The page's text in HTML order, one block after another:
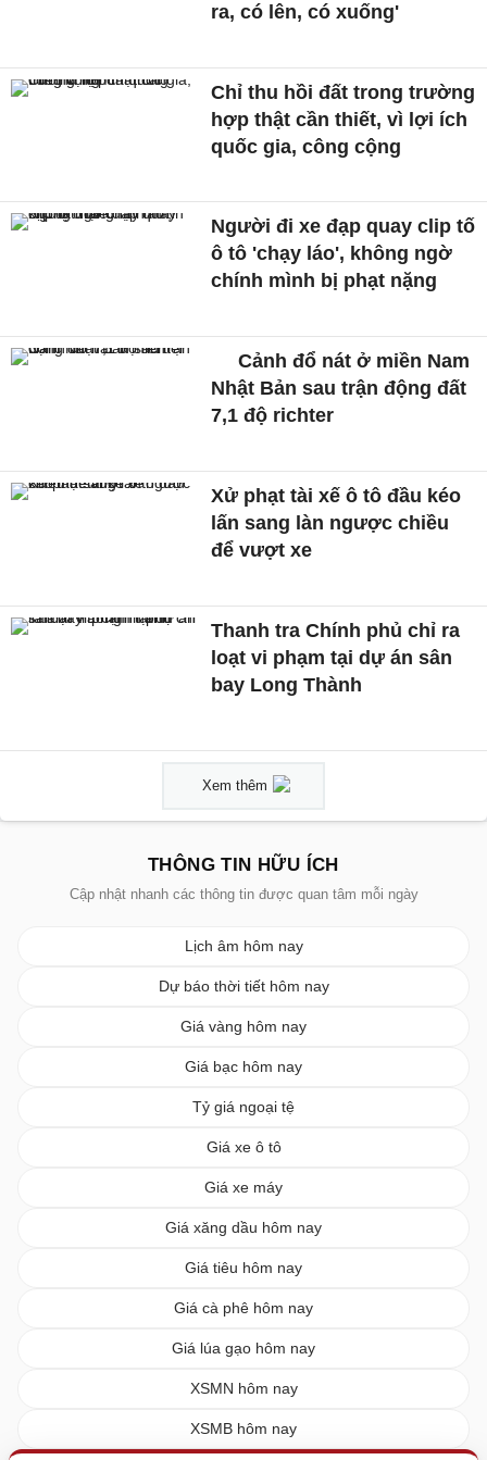
ra, có lên, có xuống'
Chỉ thu hồi đất trong trường
hợp thật cần thiết, vì lợi ích
quốc gia, công cộng
Người đi xe đạp quay clip tố
ô tô 'chạy láo', không ngờ
chính mình bị phạt nặng
Cảnh đổ nát ở miền Nam
Nhật Bản sau trận động đất
7,1 độ richter
Xử phạt tài xế ô tô đầu kéo
lấn sang làn ngược chiều
để vượt xe
Thanh tra Chính phủ chỉ ra
loạt vi phạm tại dự án sân
bay Long Thành
Xem thêm
THÔNG TIN HỮU ÍCH
Cập nhật nhanh các thông tin được quan tâm mỗi ngày
Lịch âm hôm nay
Dự báo thời tiết hôm nay
Giá vàng hôm nay
Giá bạc hôm nay
Tỷ giá ngoại tệ
Giá xe ô tô
Giá xe máy
Giá xăng dầu hôm nay
Giá tiêu hôm nay
Giá cà phê hôm nay
Giá lúa gạo hôm nay
XSMN hôm nay
XSMB hôm nay